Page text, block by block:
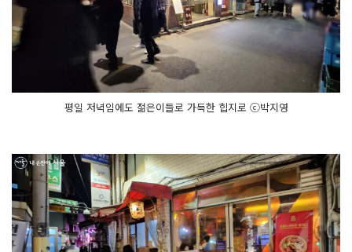
평일 저녁임에도 젊은이들로 가득한 힙지로 ⓒ박지영